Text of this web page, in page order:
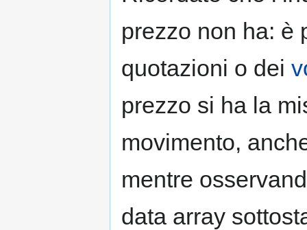
prezzo non ha: è
quotazioni o dei
prezzo si ha la
movimento,
mentre
data array